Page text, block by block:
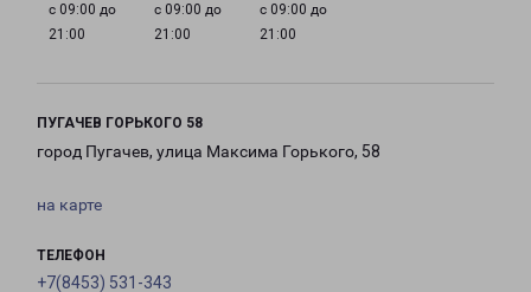
с 09:00 до
21:00
с 09:00 до
21:00
с 09:00 до
21:00
ПУГАЧЕВ ГОРЬКОГО 58
город Пугачев, улица Максима Горького, 58
на карте
ТЕЛЕФОН
+7(8453) 531-343